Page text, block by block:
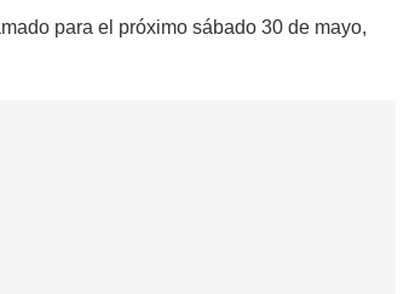
para el próximo sábado 30 de mayo,